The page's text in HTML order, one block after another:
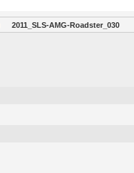
2011_SLS-AMG-Roadster_030